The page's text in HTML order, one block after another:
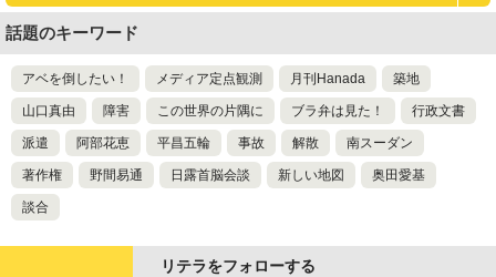
話題のキーワード
アベを倒したい！ メディア定点観測 月刊Hanada 築地
山口真由 障害 この世界の片隅に ブラ弁は見た！ 行政文書
派遣 阿部花恵 平昌五輪 事故 解散 南スーダン
著作権 野間易通 日露首脳会談 新しい地図 奥田愛基
談合
リテラをフォローする